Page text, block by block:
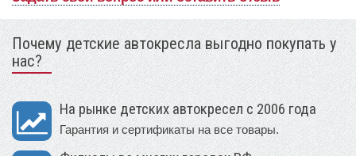
Почему детские автокресла выгодно покупать у
нас?
На рынке детских автокресел с 2006 года
Гарантия и сертификаты на все товары.